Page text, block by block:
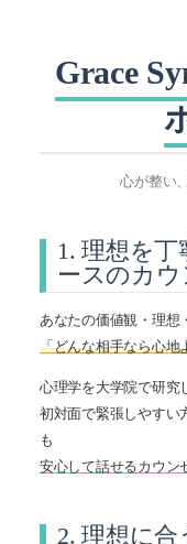
Grace
心が整い
1. 理想を
ースのカウ
あなたの価値観・理想
「どんな相手なら心地
心理学を大学院で研究
初対面で緊張しやすい
も
安心して話せるカウン
2. 理想に